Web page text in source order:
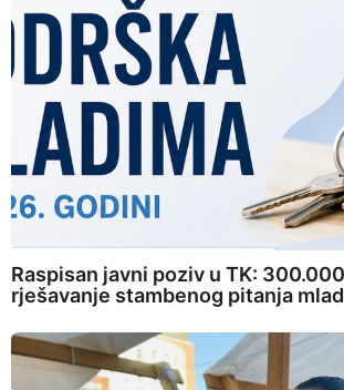
Raspisan javni poziv u TK:
rješavanje stambenog pitanja